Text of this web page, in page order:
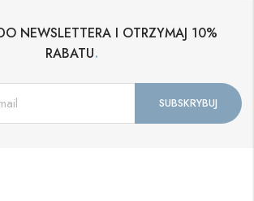
NEWSLETTERA I OTRZYMAJ 10%
RABATU.